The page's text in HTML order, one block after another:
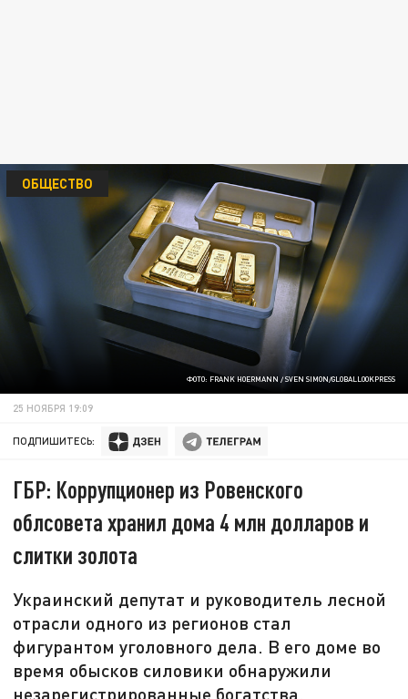
ФОТО: FRANK HOERMANN / SVEN SIMON/GLOBALLOOKPRESS
ОБЩЕСТВО
25 НОЯБРЯ 19:09
ПОДПИШИТЕСЬ:
ГБР: Коррупционер из Ровенского
облсовета хранил дома 4 млн долларов и
слитки золота
Украинский депутат и руководитель лесной
отрасли одного из регионов стал
фигурантом уголовного дела. В его доме во
время обысков силовики обнаружили
незарегистрированные богатства.